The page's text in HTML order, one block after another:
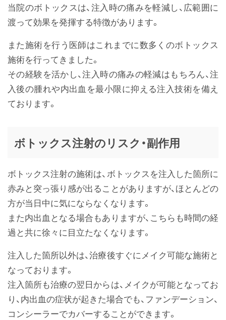
当院のボトックスは、注入時の痛みを軽減し、広範囲に
渡って効果を発揮する特徴があります。
また施術を行う医師はこれまでに数多くのボトックス
施術を行ってきました。
その経験を活かし、注入時の痛みの軽減はもちろん、注
入後の腫れや内出血を最小限に抑える注入技術を備え
ております。
ボトックス注射のリスク・副作用
ボトックス注射の施術は、ボトックスを注入した箇所に
赤みと突っ張り感が出ることがありますが、ほとんどの
方が当日中に気にならなくなります。
また内出血となる場合もありますが、こちらも時間の経
過と共に徐々に目立たなくなります。
注入した箇所以外は、治療後すぐにメイク可能な施術と
なっております。
注入箇所も治療の翌日からは、メイクが可能となってお
り、内出血の症状が起きた場合でも、ファンデーション、
コンシーラーでカバーすることができます。